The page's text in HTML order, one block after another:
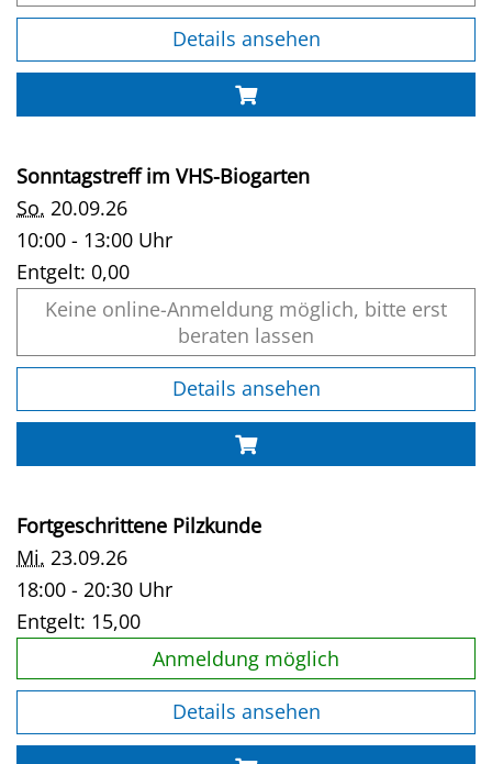
Details ansehen
Sonntagstreff im VHS-Biogarten
So. 20.09.26
10:00 - 13:00 Uhr
Entgelt: 0,00
Keine online-Anmeldung möglich, bitte erst
beraten lassen
Details ansehen
Fortgeschrittene Pilzkunde
Mi. 23.09.26
18:00 - 20:30 Uhr
Entgelt: 15,00
Anmeldung möglich
Details ansehen